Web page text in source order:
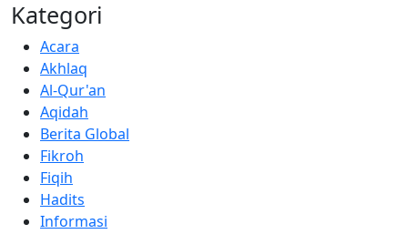
Kategori
Acara
Akhlaq
Al-Qur'an
Aqidah
Berita Global
Fikroh
Fiqih
Hadits
Informasi